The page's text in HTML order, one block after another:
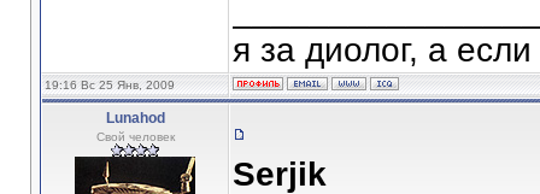
я за диолог, а
19:16 Вс 25 Янв, 2009
Lunahod
Свой человек
Serjik